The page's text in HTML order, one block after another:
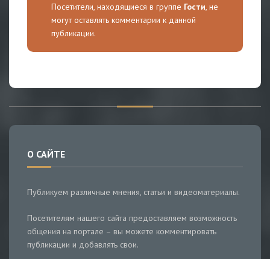
Посетители, находящиеся в группе Гости, не
могут оставлять комментарии к данной
публикации.
О САЙТЕ
Публикуем различные мнения, статьи и видеоматериалы.
Посетителям нашего сайта предоставляем возможность
общения на портале – вы можете комментировать
публикации и добавлять свои.